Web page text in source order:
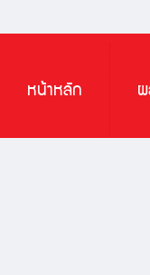
หน้าหลัก